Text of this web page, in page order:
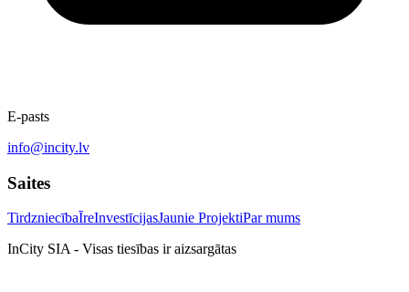
E-pasts
info@incity.lv
Saites
TirdzniecībaĪreInvestīcijasJaunie ProjektiPar mums
InCity SIA - Visas tiesības ir aizsargātas